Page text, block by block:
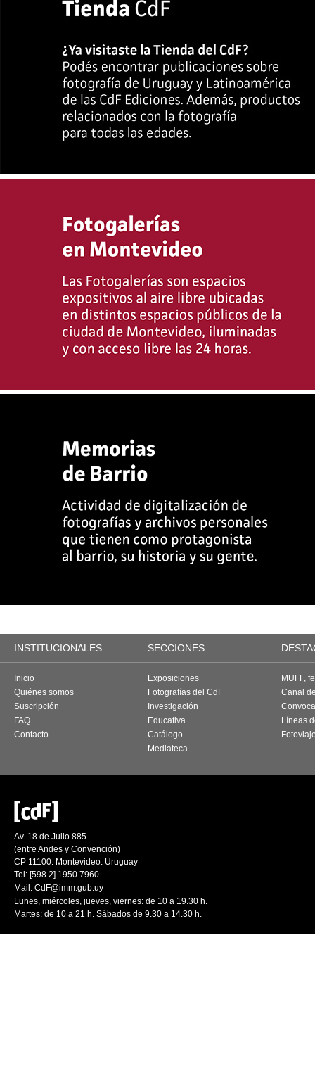
INSTITUCIONALES SECCIONES
Inicio
Quiénes somos
Suscripción
FAQ
Contacto
Exposiciones
Fotografías del CdF
Investigación
Educativa
Catálogo
Mediateca
MUFF,
Canal
Líneas
Av. 18 de Julio 885
(entre Andes y Convención)
CP 11100. Montevideo. Uruguay
Tel: [598 2] 1950 7960
Mail: CdF@imm.gub.uy
Lunes, miércoles, jueves, viernes: de 10 a 19.30 h.
Martes: de 10 a 21 h. Sábados de 9.30 a 14.30 h.